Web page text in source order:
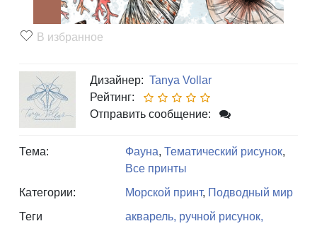
В избранное
Дизайнер: Tanya Vollar
Рейтинг:
Отправить сообщение:
Тема: Фауна, Тематический рисунок,
Все принты
Категории:
Морской принт, Подводный мир
Теги
акварель, ручной рисунок,